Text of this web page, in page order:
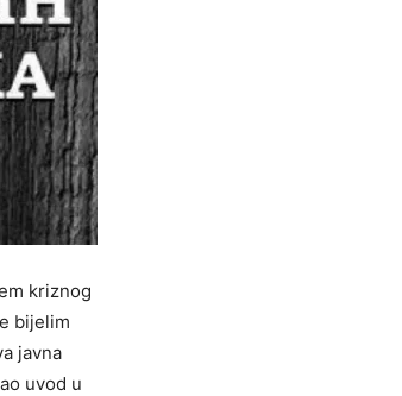
kriznog
bijelim
javna
uvod u